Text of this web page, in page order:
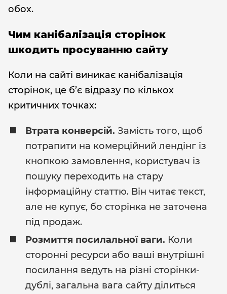
обох.
Чим канібалізація сторінок
шкодить просуванню сайту
Коли на сайті виникає канібалізація
сторінок, це б’є відразу по кількох
критичних точках:
Втрата конверсій. Замість того, щоб
потрапити на комерційний лендінг із
кнопкою замовлення, користувач із
пошуку переходить на стару
інформаційну статтю. Він читає текст,
але не купує, бо сторінка не заточена
під продаж.
Розмиття посилальної ваги. Коли
сторонні ресурси або ваші внутрішні
посилання ведуть на різні сторінки-
дублі, загальна вага сайту ділиться